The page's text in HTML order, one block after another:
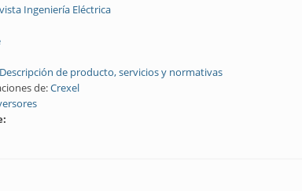
Ingeniería Eléctrica
Descripción de producto, servicios y normativas
de:Crexel
Inversores | Nuevas tecnologías para el sector renovable